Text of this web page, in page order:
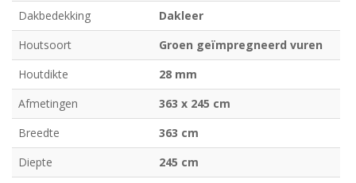
Dakbedekking
Dakleer
Houtsoort
Groen geïmpregneerd vuren
Houtdikte
28 mm
Afmetingen
363 x 245 cm
Breedte
363 cm
Diepte
245 cm